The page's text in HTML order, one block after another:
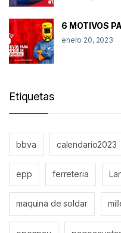
6 MOTIVOS
enero 20, 2023
Etiquetas
bbva calendario2023
epp ferreteria
maquina de soldar